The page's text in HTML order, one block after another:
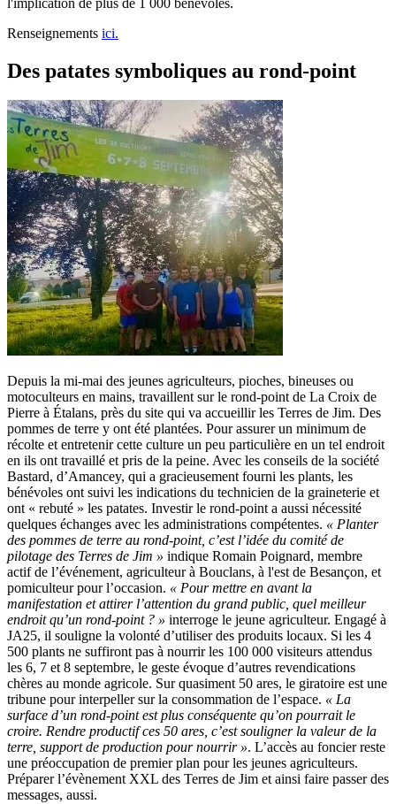
Renseignements ici.
Des patates symboliques au rond-point
Depuis la mi-mai des jeunes agriculteurs, pioches, bineuses ou
motoculteurs en mains, travaillent sur le rond-point de La Croix de
Pierre à Étalans, près du site qui va accueillir les Terres de Jim. Des
pommes de terre y ont été plantées. Pour assurer un minimum de
récolte et entretenir cette culture un peu particulière en un tel endroit
en ils ont travaillé et pris de la peine. Avec les conseils de la société
Bastard, d’Amancey, qui a gracieusement fourni les plants, les
bénévoles ont suivi les indications du technicien de la graineterie et
ont « rebuté » les patates. Investir le rond-point a aussi nécessité
quelques échanges avec les administrations compétentes. « Planter
des pommes de terre au rond-point, c’est l’idée du comité de
pilotage des Terres de Jim » indique Romain Poignard, membre
actif de l’événement, agriculteur à Bouclans, à l'est de Besançon, et
pomiculteur pour l’occasion. « Pour mettre en avant la
manifestation et attirer l’attention du grand public, quel meilleur
endroit qu’un rond-point ? » interroge le jeune agriculteur. Engagé à
JA25, il souligne la volonté d’utiliser des produits locaux. Si les 4
500 plants ne suffiront pas à nourrir les 100 000 visiteurs attendus
les 6, 7 et 8 septembre, le geste évoque d’autres revendications
chères au monde agricole. Sur quasiment 50 ares, le giratoire est une
tribune pour interpeller sur la consommation de l’espace. « La
surface d’un rond-point est plus conséquente qu’on pourrait le
croire. Rendre productif ces 50 ares, c’est souligner la valeur de la
terre, support de production pour nourrir ». L’accès au foncier reste
une préoccupation de premier plan pour les jeunes agriculteurs.
Préparer l’évènement XXL des Terres de Jim et ainsi faire passer des
messages, aussi.